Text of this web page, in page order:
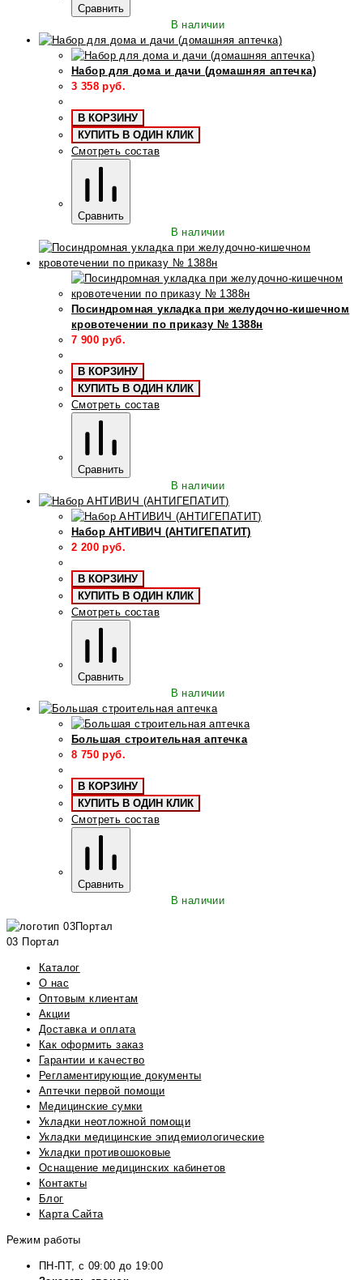
Сравнить
В наличии
Набор для дома и дачи (домашняя аптечка)
3 358 руб.
В КОРЗИНУ
КУПИТЬ В ОДИН КЛИК
Смотреть состав
Сравнить
В наличии
Посиндромная укладка при желудочно-кишечном
кровотечении по приказу № 1388н
7 900 руб.
В КОРЗИНУ
КУПИТЬ В ОДИН КЛИК
Смотреть состав
Сравнить
В наличии
Набор АНТИВИЧ (АНТИГЕПАТИТ)
2 200 руб.
В КОРЗИНУ
КУПИТЬ В ОДИН КЛИК
Смотреть состав
Сравнить
В наличии
Большая строительная аптечка
8 750 руб.
В КОРЗИНУ
КУПИТЬ В ОДИН КЛИК
Смотреть состав
Сравнить
В наличии
03 Портал
Каталог
О нас
Оптовым клиентам
Акции
Доставка и оплата
Как оформить заказ
Гарантии и качество
Регламентирующие документы
Аптечки первой помощи
Медицинские сумки
Укладки неотложной помощи
Укладки медицинские эпидемиологические
Укладки противошоковые
Оснащение медицинских кабинетов
Контакты
Блог
Карта Сайта
Режим работы
ПН-ПТ, с 09:00 до 19:00